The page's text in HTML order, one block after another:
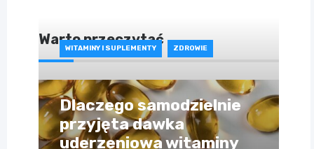
Warto przeczytać
WITAMINY I SUPLEMENTY ZDROWIE
Dlaczego samodzielnie
przyjęta dawka
uderzeniowa witaminy